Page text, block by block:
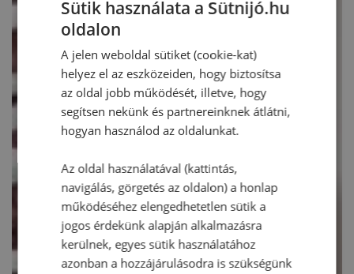
Sütik használata a Sütnijó.hu
oldalon
A jelen weboldal sütiket (cookie-kat)
helyez el az eszközeiden, hogy biztosítsa
az oldal jobb működését, illetve, hogy
segítsen nekünk és partnereinknek átlátni,
hogyan használod az oldalunkat.
Az oldal használatával (kattintás,
navigálás, görgetés az oldalon) a honlap
működéséhez elengedhetetlen sütik a
jogos érdekünk alapján alkalmazásra
kerülnek, egyes sütik használatához
azonban a hozzájárulásodra is szükségünk